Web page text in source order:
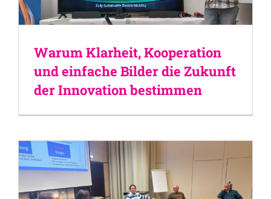
Warum Klarheit, Kooperation
und einfache Bilder die Zukunft
der Innovation bestimmen